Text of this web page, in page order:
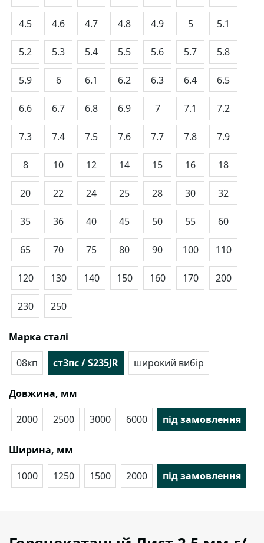
4.5 4.6 4.7 4.8 4.9 5 5.1
5.2 5.3 5.4 5.5 5.6 5.7 5.8
5.9 6 6.1 6.2 6.3 6.4 6.5
6.6 6.7 6.8 6.9 7 7.1 7.2
7.3 7.4 7.5 7.6 7.7 7.8 7.9
8 10 12 14 15 16 18
20 22 24 25 28 30 32
35 36 40 45 50 55 60
65 70 75 80 90 100 110
120 130 140 150 160 170 200
230 250
Марка сталі
08кп
ст3пс / S235JR широкий вибір
Довжина, мм
2000
2500 3000 6000 під замовлення
Ширина, мм
1000
1250 1500 2000 під замовлення